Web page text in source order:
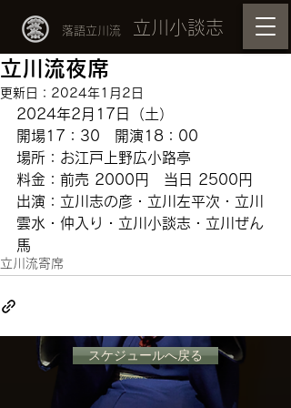
落語立川流 立川小談志
立川流夜席
更新日： 2024年1月2日
2024年2月17日（土）
開場17：30　開演18：00
場所：お江戸上野広小路亭
料金：前売 2000円　当日 2500円
出演：立川志の彦・立川左平次・立川
雲水・仲入り・立川小談志・立川ぜん
馬
立川流寄席
スケジュールへ戻る